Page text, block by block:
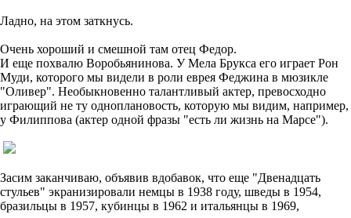
Ладно, на этом заткнусь.
Очень хороший и смешной там отец Федор.
И еще похвалю Воробьянинова. У Мела Брукса его играет Рон
Муди, которого мы видели в роли еврея Феджина в мюзикле
"Оливер". Необыкновенно талантливый актер, превосходно
играющий не ту одноплановость, которую мы видим, например,
у Филиппова (актер одной фразы "есть ли жизнь на Марсе").
Засим заканчиваю, объявив вдобавок, что еще "Двенадцать
стульев" экранизировали немцы в 1938 году, шведы в 1954,
бразильцы в 1957, кубинцы в 1962 и итальянцы в 1969,